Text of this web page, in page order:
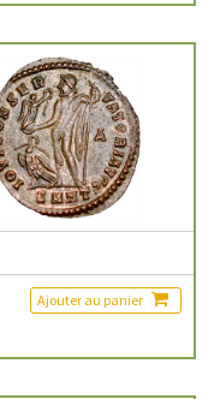
Ajouter au panier